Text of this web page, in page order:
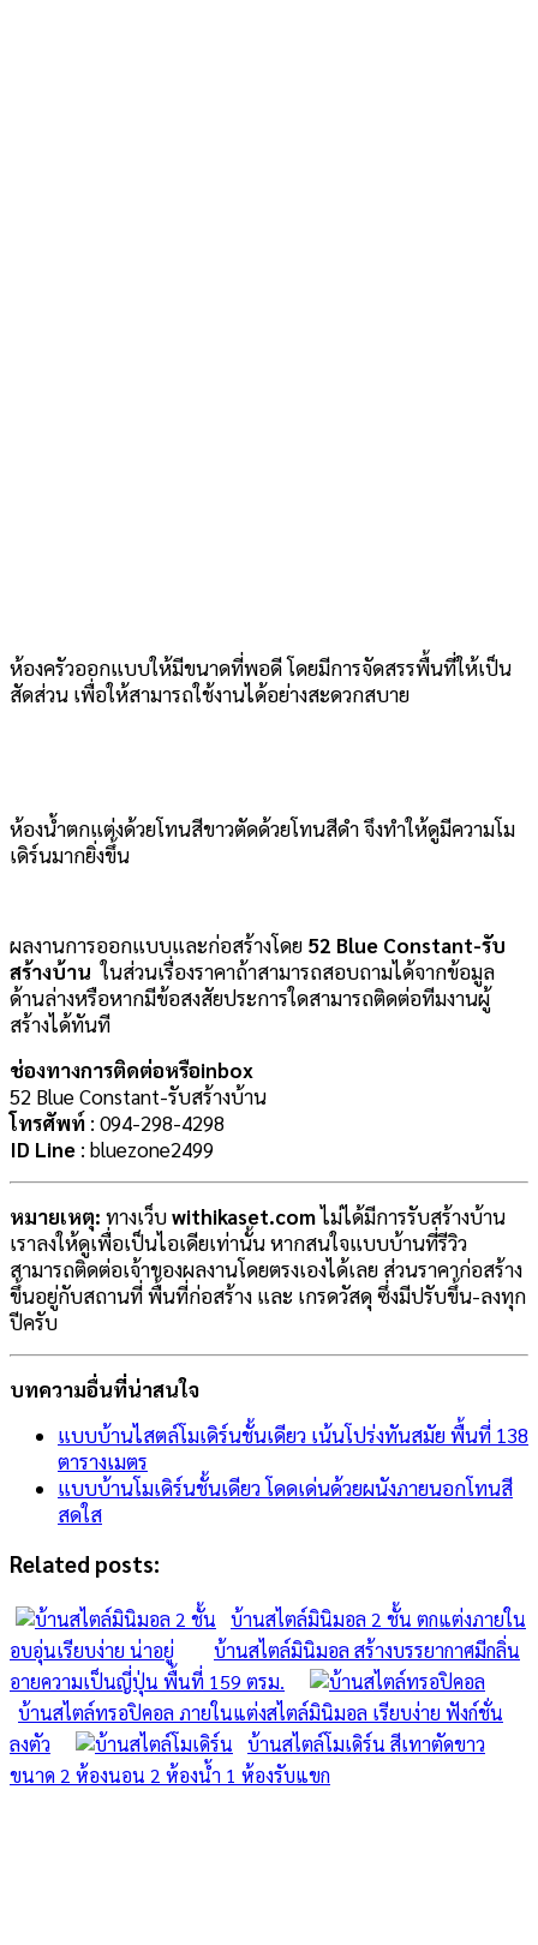
ห้องครัวออกแบบให้มีขนาดที่พอดี โดยมีการจัดสรรพื้นที่ให้เป็น
สัดส่วน เพื่อให้สามารถใช้งานได้อย่างสะดวกสบาย
ห้องน้ำตกแต่งด้วยโทนสีขาวตัดด้วยโทนสีดำ จึงทำให้ดูมีความโม
เดิร์นมากยิ่งขึ้น
ผลงานการออกแบบและก่อสร้างโดย 52 Blue Constant-รับ
สร้างบ้าน ในส่วนเรื่องราคาถ้าสามารถสอบถามได้จากข้อมูล
ด้านล่างหรือหากมีข้อสงสัยประการใดสามารถติดต่อทีมงานผู้
สร้างได้ทันที
ช่องทางการติดต่อหรือinbox
52 Blue Constant-รับสร้างบ้าน
โทรศัพท์ : 094-298-4298
ID Line : bluezone2499
หมายเหตุ: ทางเว็บwithikaset.comไม่ได้มีการรับสร้างบ้าน
เราลงให้ดูเพื่อเป็นไอเดียเท่านั้น หากสนใจแบบบ้านที่รีวิว
สามารถติดต่อเจ้าของผลงานโดยตรงเองได้เลย ส่วนราคาก่อสร้าง
ขึ้นอยู่กับสถานที่ พื้นที่ก่อสร้าง และ เกรดวัสดุ ซึ่งมีปรับขึ้น-ลงทุก
ปีครับ
บทความอื่นที่น่าสนใจ
แบบบ้านไสตล์โมเดิร์นชั้นเดียว เน้นโปร่งทันสมัย พื้นที่ 138
ตารางเมตร
แบบบ้านโมเดิร์นชั้นเดียว โดดเด่นด้วยผนังภายนอกโทนสี
สดใส
Related posts:
บ้านสไตล์มินิมอล 2 ชั้น ตกแต่งภายใน
อบอุ่นเรียบง่าย น่าอยู่
บ้านสไตล์มินิมอล สร้างบรรยากาศมีกลิ่น
อายความเป็นญี่ปุ่น พื้นที่ 159 ตรม.
บ้านสไตล์ทรอปิคอล ภายในแต่งสไตล์มินิมอล เรียบง่าย ฟังก์ชั่น
ลงตัว
บ้านสไตล์โมเดิร์น สีเทาตัดขาว
ขนาด 2 ห้องนอน 2 ห้องน้ำ 1 ห้องรับแขก